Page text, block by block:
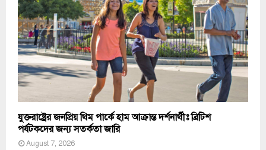
যুক্তরাষ্ট্রের জনপ্রিয় থিম পার্কে হাম আক্রান্ত দর্শনার্থীঃ ব্রিটিশ
পর্যটকদের জন্য সতর্কতা জারি
August 7, 2026